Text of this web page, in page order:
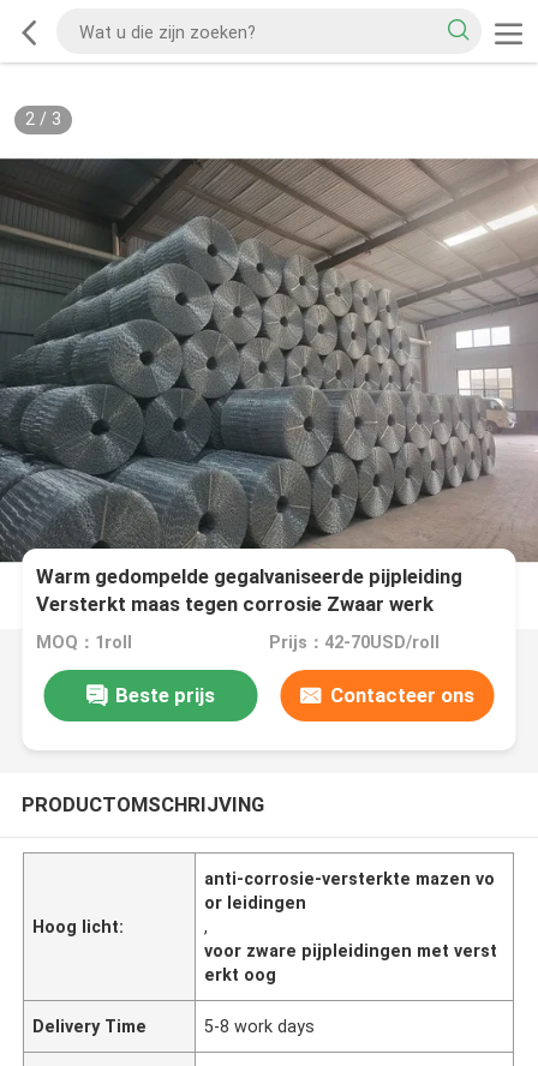
2/ 3
Warm gedompelde gegalvaniseerde pijpleiding
Versterkt maas tegen corrosie Zwaar werk
MOQ：1roll Prijs：42-70USD/roll
Beste prijs Contacteer ons
PRODUCTOMSCHRIJVING
Hoog licht:
anti-corrosie-versterkte mazen vo
or leidingen
,
voor zware pijpleidingen met verst
erkt oog
Delivery Time 5-8 work days